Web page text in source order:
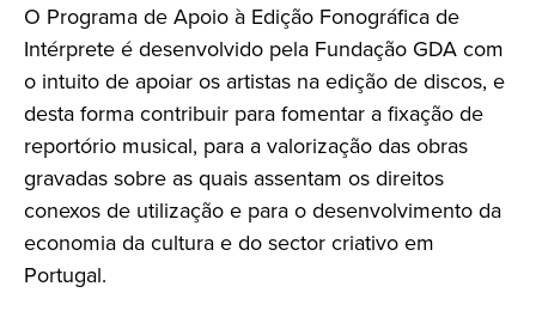
O Programa de Apoio à Edição Fonográfica de
Intérprete é desenvolvido pela Fundação GDA com
o intuito de apoiar os artistas na edição de discos, e
desta forma contribuir para fomentar a fixação de
reportório musical, para a valorização das obras
gravadas sobre as quais assentam os direitos
conexos de utilização e para o desenvolvimento da
economia da cultura e do sector criativo em
Portugal.